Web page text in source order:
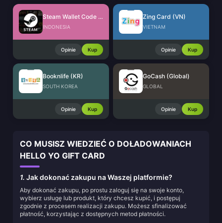
Steam Wallet Code (IDR)
INDONESIA
Opinie Kup
Zing Card (VN)
VIETNAM
Opinie Kup
Booknlife (KR)
SOUTH KOREA
Opinie Kup
GoCash (Global)
GLOBAL
Opinie Kup
CO MUSISZ WIEDZIEĆ O DOŁADOWANIACH
HELLO YO GIFT CARD
1. Jak dokonać zakupu na Waszej platformie?
Aby dokonać zakupu, po prostu zaloguj się na swoje konto,
wybierz usługę lub produkt, który chcesz kupić, i postępuj
zgodnie z procesem realizacji zakupu. Możesz sfinalizować
płatność, korzystając z dostępnych metod płatności.